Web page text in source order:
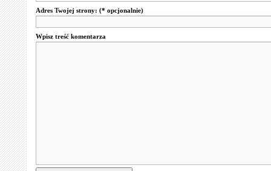
Adres Twojej strony: (* opcjonalnie)
Wpisz treść komentarza